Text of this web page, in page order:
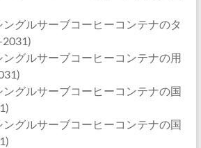
ングルサーブコーヒーコンテナのタ
ングルサーブコーヒーコンテナの用
ングルサーブコーヒーコンテナの国
ングルサーブコーヒーコンテナの国